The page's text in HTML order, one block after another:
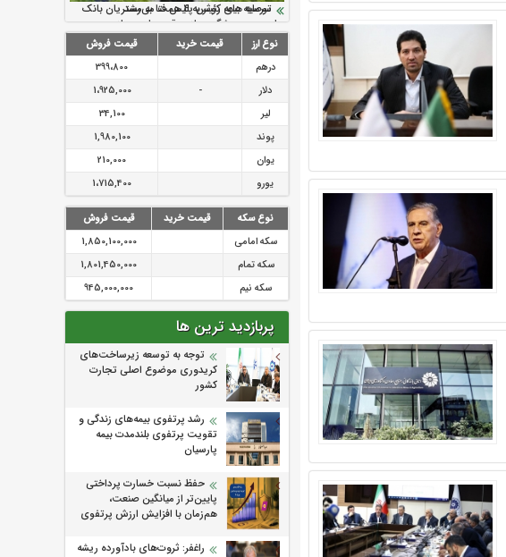
ارزش سهام عدالت بالا رفت
سرمایه بیمه کوثر به ۴ همت می‌رسد
نود ثانیه با فولاد سنگان
تقدیر دبیرکل سندیکای بیمه گران ایران از
اقدامات مدیرعامل بیمه رازی
توصیه های رئیس پلیس فتا به مشتریان بانک
ها در مورد پیشگیری از سرقت های مجازی
نوع ارز قیمت خرید
قیمت فروش
درهم
399،800
دلار
-
1،925,000
لیر
34,100
پوند
1,980,100
یوان
210,000
یورو
1،715,400
نوع سکه قیمت خرید
قیمت فروش
سکه امامی
1,850,100,000
سکه تمام
1,801,450,000
سکه نیم
945,000,000
پربازدید ترین ها
توجه به توسعه زیرساخت‌های
کریدوری موضوع اصلی تجارت
کشور
رشد پرتفوی بیمه‌های زندگی و
تقویت پرتفوی بلندمدت بیمه
پارسیان
حفظ نسبت خسارت پرداختی
پایین‌تر از میانگین صنعت،
هم‌زمان با افزایش ارزش پرتفوی
راغفر: ثروت‌های بادآورده ریشه